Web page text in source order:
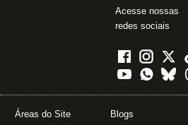
Acesse nossas
redes sociais
Áreas do Site Blogs